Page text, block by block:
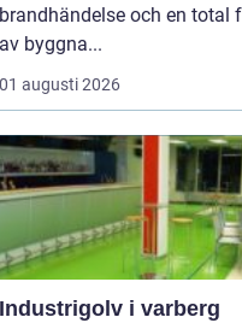
brandhändelse och en total
av byggna...
01 augusti 2026
Industrigolv i varberg